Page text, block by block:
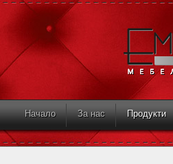
Начало За нас Продукти